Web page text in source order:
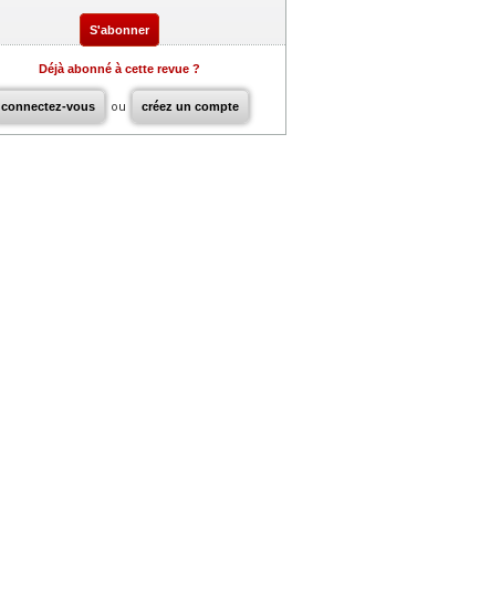
S'abonner
Déjà abonné à cette revue ?
connectez-vous ou créez un compte